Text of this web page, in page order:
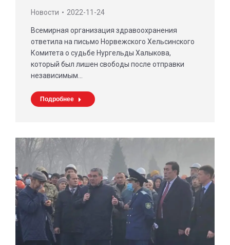
Новости 2022-11-24
Всемирная организация здравоохранения
ответила на письмо Норвежского Хельсинского
Комитета о судьбе Нургельды Халыкова,
который был лишен свободы после отправки
независимым…
Подробнее